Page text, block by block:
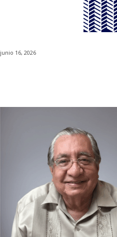
junio 16, 2026